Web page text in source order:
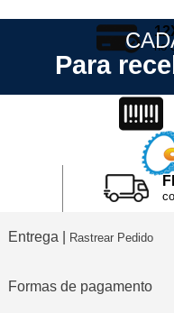
no
Para
Entrega | Rastrear Pedido
Formas de pagamento